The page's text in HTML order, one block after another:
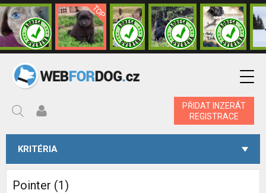
PŘIDAT INZERÁT
REGISTRACE
KRITÉRIA
Pointer (1)